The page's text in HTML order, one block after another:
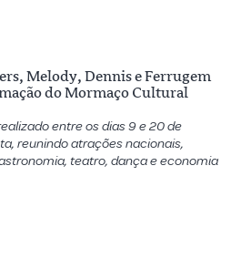
Melody, Dennis e Ferrugem
do Mormaço Cultural
entre os dias 9 e 20 de
reunindo atrações nacionais,
teatro, dança e economia